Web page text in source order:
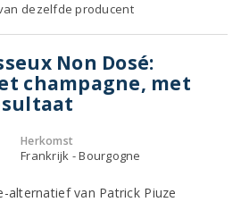
dezelfde producent
Non Dosé:
champagne, met
Herkomst
Frankrijk - Bourgogne
alternatief van Patrick Piuze